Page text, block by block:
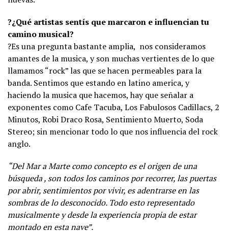
?¿Qué artistas sentís que marcaron e influencian tu
camino musical?
?Es una pregunta bastante amplia, nos consideramos
amantes de la musica, y son muchas vertientes de lo que
llamamos “rock” las que se hacen permeables para la
banda. Sentimos que estando en latino america, y
haciendo la musica que hacemos, hay que señalar a
exponentes como Cafe Tacuba, Los Fabulosos Cadillacs, 2
Minutos, Robi Draco Rosa, Sentimiento Muerto, Soda
Stereo; sin mencionar todo lo que nos influencia del rock
anglo.
“Del Mar a Marte como concepto es el origen de una
búsqueda , son todos los caminos por recorrer, las puertas
por abrir, sentimientos por vivir, es adentrarse en las
sombras de lo desconocido. Todo esto representado
musicalmente y desde la experiencia propia de estar
montado en esta nave”.